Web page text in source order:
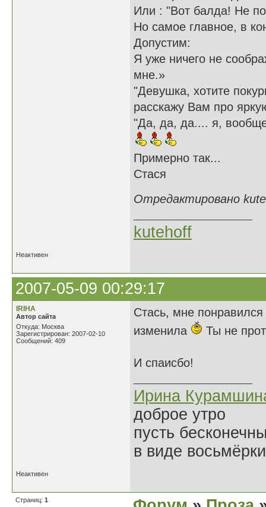
Или : "Вот балда! Не
Но самое главное, в
Допустим:
Я уже ничего не
мне.»
"Девушка, хотите
расскажу Вам про
"Да, да, да.... я,
Примерно так...
Стася
Отредактировано
kutehoff
Неактивен
2007-05-09 00:29:17
IRIHA
Автор сайта
Откуда: Москва
Зарегистрирован: 2007-02-10
Сообщений: 409
Стась, мне понравился
изменила
Ты не
И спаисбо!
Ирина
доброе утро
пусть
в виде восьмёрки
Неактивен
Страниц: 1